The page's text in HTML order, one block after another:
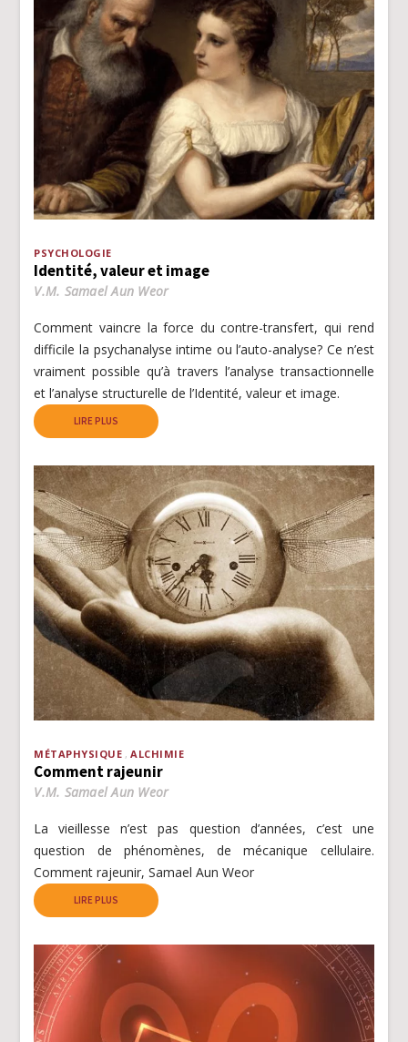
PSYCHOLOGIE
Identité, valeur et image
V.M. Samael Aun Weor
Comment vaincre la force du contre-transfert, qui rend
difficile la psychanalyse intime ou l’auto-analyse? Ce n’est
vraiment possible qu’à travers l’analyse transactionnelle
et l’analyse structurelle de l’Identité, valeur et image.
LIRE PLUS
MÉTAPHYSIQUE ALCHIMIE
Comment rajeunir
V.M. Samael Aun Weor
La vieillesse n’est pas question d’années, c’est une
question de phénomènes, de mécanique cellulaire.
Comment rajeunir, Samael Aun Weor
LIRE PLUS